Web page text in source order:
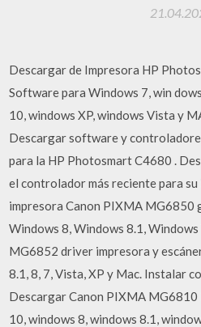
Descargar de Impresora HP
Software para Windows 7, win
10, windows XP, windows Vista y
Descargar software y
para la HP Photosmart C4680 .
el controlador más reciente para
impresora Canon PIXMA
Windows 8, Windows 8.1,
MG6852 driver impresora y
8.1, 8, 7, Vista, XP y Mac. Instalar
Descargar Canon PIXMA
10, windows 8, windows 8.1,